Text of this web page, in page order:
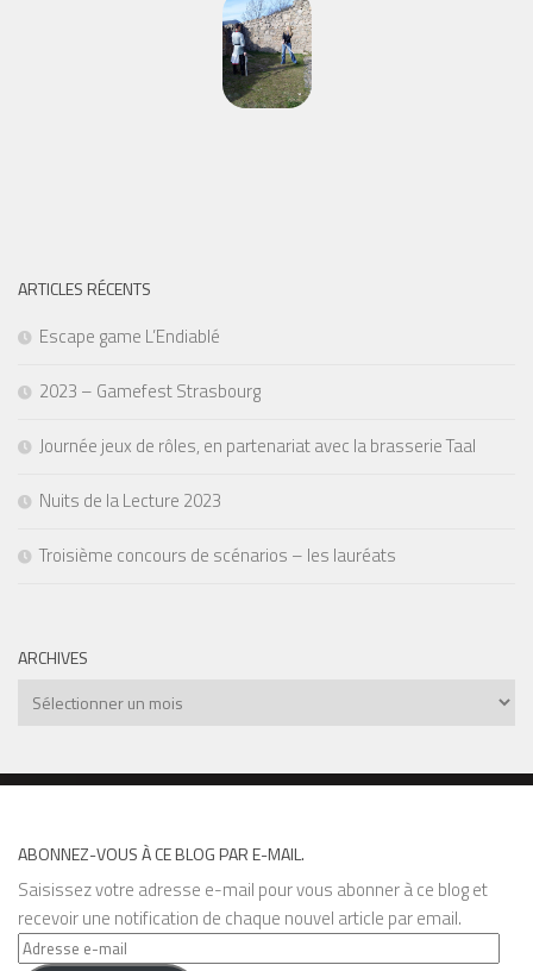
ARTICLES RÉCENTS
Escape game L’Endiablé
2023 – Gamefest Strasbourg
Journée jeux de rôles, en partenariat avec la brasserie Taal
Nuits de la Lecture 2023
Troisième concours de scénarios – les lauréats
ARCHIVES
Archives
ABONNEZ-VOUS À CE BLOG PAR E-MAIL.
Saisissez votre adresse e-mail pour vous abonner à ce blog et
recevoir une notification de chaque nouvel article par email.
Adresse